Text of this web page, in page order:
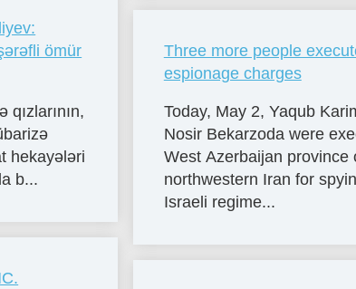
ömür
hekayələri
b...
Three more people
espionage charges
Today, May 2, Yaqub
Nosir Bekarzoda were
West Azerbaijan province
northwestern Iran for
Israeli regime...